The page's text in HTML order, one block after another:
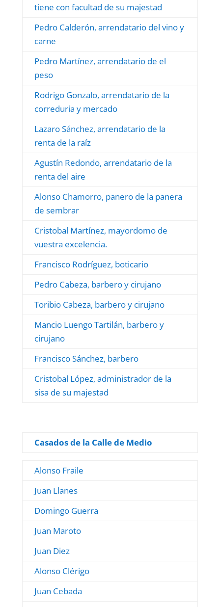
tiene con facultad de su majestad
Pedro Calderón, arrendatario del vino y
carne
Pedro Martínez, arrendatario de el
peso
Rodrigo Gonzalo, arrendatario de la
correduria y mercado
Lazaro Sánchez, arrendatario de la
renta de la raíz
Agustín Redondo, arrendatario de la
renta del aire
Alonso Chamorro, panero de la panera
de sembrar
Cristobal Martínez, mayordomo de
vuestra excelencia.
Francisco Rodríguez, boticario
Pedro Cabeza, barbero y cirujano
Toribio Cabeza, barbero y cirujano
Mancio Luengo Tartilán, barbero y
cirujano
Francisco Sánchez, barbero
Cristobal López, administrador de la
sisa de su majestad
Casados de la Calle de Medio
Alonso Fraile
Juan Llanes
Domingo Guerra
Juan Maroto
Juan Diez
Alonso Clérigo
Juan Cebada